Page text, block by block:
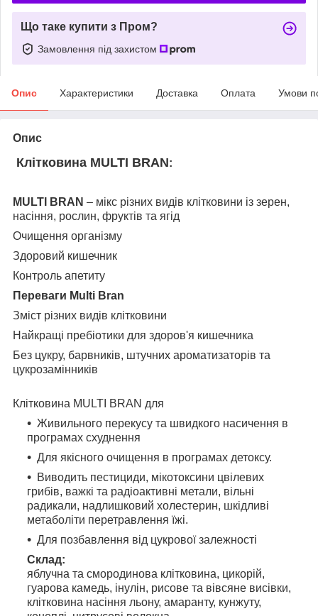
Що таке купити з Пром?
Замовлення під захистом
Опис Характеристики Доставка Оплата Умови
Опис
Клітковина MULTI BRAN:
MULTI BRAN – мікс різних видів клітковини із зерен,
насіння, рослин, фруктів та ягід
Очищення організму
Здоровий кишечник
Контроль апетиту
Переваги Multi Bran
Зміст різних видів клітковини
Найкращі пребіотики для здоров'я кишечника
Без цукру, барвників, штучних ароматизаторів та
цукрозамінників
Клітковина MULTI BRAN для
Живильного перекусу та швидкого насичення в
програмах схуднення
Для якісного очищення в програмах детоксу.
Виводить пестициди, мікотоксини цвілевих
грибів, важкі та радіоактивні метали, вільні
радикали, надлишковий холестерин, шкідливі
метаболіти перетравлення їжі.
Для позбавлення від цукрової залежності
Склад:
яблучна та смородинова клітковина, цикорій,
гуарова камедь, інулін, рисове та вівсяне висівки,
клітковина насіння льону, амаранту, кунжуту,